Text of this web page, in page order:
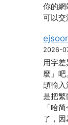
你的網
可以交
2026-
用字
麼」
頡輸入
是把
「哈
了，因